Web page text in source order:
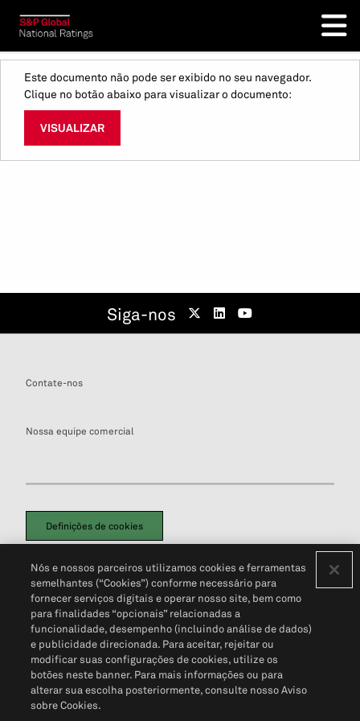
Este documento não pode ser exibido no seu navegador.
Clique no botão abaixo para visualizar o documento:
VISUALIZAR
Siga-nos
Contate-nos
Nossa equipe comercial
Definições de cookies
Política de PrivacidadePortal de privacidade do cliente (em inglês)
Não Venda Minhas Informações Pessoais© 2026 S&P Global
Nós e nossos parceiros utilizamos cookies e ferramentas
semelhantes (“Cookies”) conforme necessário para
fornecer serviços digitais e operar nosso site, bem como
para finalidades “opcionais” relacionadas a
funcionalidade, desempenho (incluindo análise de dados)
e publicidade direcionada. Para aceitar, rejeitar ou
modificar suas configurações de cookies, utilize os
botões neste banner. Para mais informações ou para
alterar sua escolha posteriormente, consulte nosso Aviso
sobre Cookies.